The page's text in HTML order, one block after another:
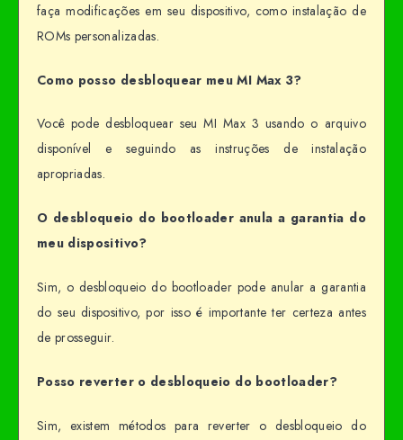
faça modificações em seu dispositivo, como instalação de
ROMs personalizadas.
Como posso desbloquear meu MI Max 3?
Você pode desbloquear seu MI Max 3 usando o arquivo
disponível e seguindo as instruções de instalação
apropriadas.
O desbloqueio do bootloader anula a garantia do
meu dispositivo?
Sim, o desbloqueio do bootloader pode anular a garantia
do seu dispositivo, por isso é importante ter certeza antes
de prosseguir.
Posso reverter o desbloqueio do bootloader?
Sim, existem métodos para reverter o desbloqueio do